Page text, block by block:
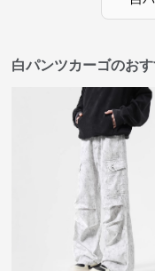
白パンツカーゴのお